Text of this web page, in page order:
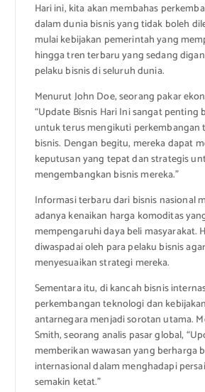
Hari ini, kita akan membahas
dalam dunia bisnis yang tidak boleh
mulai kebijakan pemerintah yang
hingga tren terbaru yang sedang
pelaku bisnis di seluruh dunia.
Menurut John Doe, seorang pakar
“Update Bisnis Hari Ini sangat penting
untuk terus mengikuti perkembangan
bisnis. Dengan begitu, mereka dapat
keputusan yang tepat dan strategis
mengembangkan bisnis mereka.”
Informasi terbaru dari bisnis nasional
adanya kenaikan harga komoditas
mempengaruhi daya beli masyarakat.
diwaspadai oleh para pelaku bisnis
menyesuaikan strategi mereka.
Sementara itu, di kancah bisnis
perkembangan teknologi dan
antarnegara menjadi sorotan utama.
Smith, seorang analis pasar global,
memberikan wawasan yang berharga
internasional dalam menghadapi
semakin ketat.”